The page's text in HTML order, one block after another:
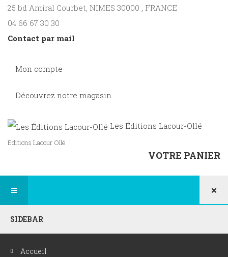
25 bd Amiral Courbet, NIMES 30000 , FRANCE
04 66 67 30 30
Contact par mail
Mon compte
Découvrez notre magasin
Les Éditions Lacour-Ollé
Editions Lacour Ollé
VOTRE PANIER
SIDEBAR
×
Accueil